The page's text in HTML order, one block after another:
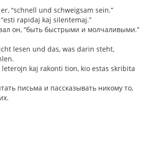
“schnell und schweigsam sein.”
“esti rapidaj kaj silentemaj.”
он, “быть быстрыми и молчаливыми.”
lesen und das, was darin steht,
kaj rakonti tion, kio estas skribita
письма и пассказывать никому то,